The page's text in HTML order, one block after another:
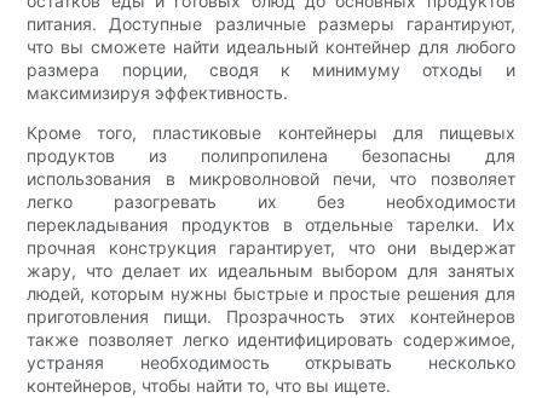
питания. Доступные различные размеры гарантируют,
что вы сможете найти идеальный контейнер для любого
размера порции, сводя к минимуму отходы и
максимизируя эффективность.
Кроме того, пластиковые контейнеры для пищевых
продуктов из полипропилена безопасны для
использования в микроволновой печи, что позволяет
легко разогревать их без необходимости
перекладывания продуктов в отдельные тарелки. Их
прочная конструкция гарантирует, что они выдержат
жару, что делает их идеальным выбором для занятых
людей, которым нужны быстрые и простые решения для
приготовления пищи. Прозрачность этих контейнеров
также позволяет легко идентифицировать содержимое,
устраняя необходимость открывать несколько
контейнеров, чтобы найти то, что вы ищете.